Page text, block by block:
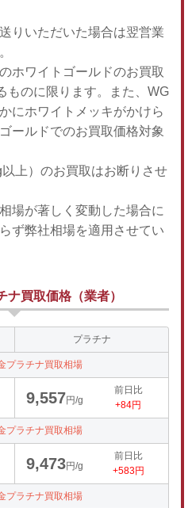
りいただいた場合は翌営業
ホワイトゴールドのお買取
ものに限ります。また、WG
にホワイトメッキがかけら
ールドでのお買取価格対象
上）のお買取はお断りさせ
場が著しく変動した場合に
ず弊社相場を適用させてい
買取価格（業者）
プラチナ
プラチナ買取相場
9,557円/g
前日比
+84円
プラチナ買取相場
9,473円/g
前日比
+583円
プラチナ買取相場